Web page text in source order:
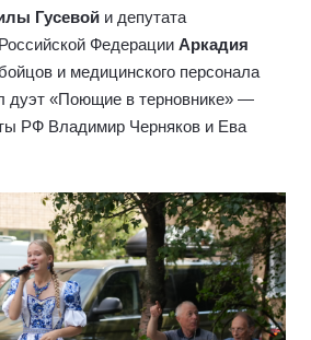
Гусевой и депутата
Федерации Аркадия
и медицинского персонала
дуэт «Поющие в терновнике» —
РФ Владимир Черняков и Ева